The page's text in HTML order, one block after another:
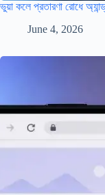
ভুয়া কলে প্রতারণা রোধে
June 4, 2026